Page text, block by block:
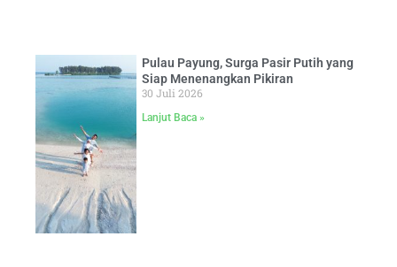
Pulau Payung, Surga Pasir Putih yang
Siap Menenangkan Pikiran
30 Juli 2026
Lanjut Baca »